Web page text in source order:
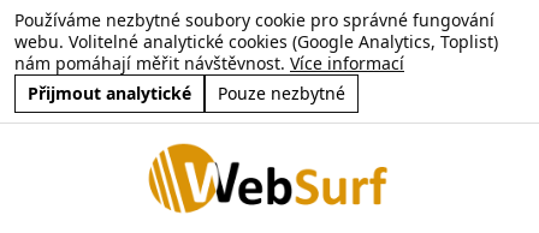
Používáme nezbytné soubory cookie pro správné fungování
webu. Volitelné analytické cookies (Google Analytics, Toplist)
nám pomáhají měřit návštěvnost. Více informací
Přijmout analytické
Pouze nezbytné